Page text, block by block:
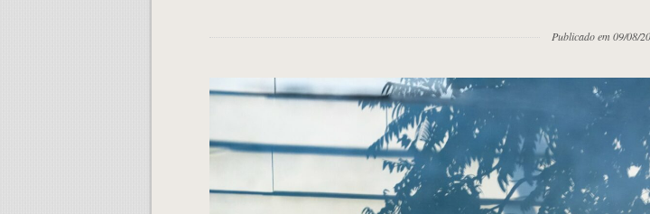
Publicado em 09/08/